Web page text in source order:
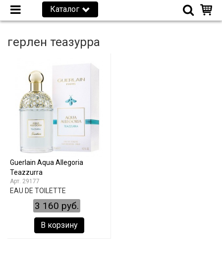
Каталог
герлен теазурра
Guerlain Aqua Allegoria
Teazzurra
29177
EAU DE TOILETTE
3 160 руб.
В корзину